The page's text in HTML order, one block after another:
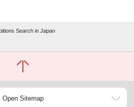
Search in Japan
Open Sitemap